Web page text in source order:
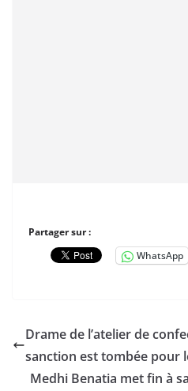
Partager sur :
WhatsApp
Drame de l’atelier de
sanction est tombée pour
Medhi Benatia met fin à